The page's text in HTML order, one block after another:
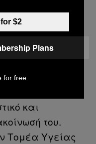
της Planned
του.
στέλεχος της
το θέμα
και
και
του.
Τομέα Υγείας
$2
Plans
for free